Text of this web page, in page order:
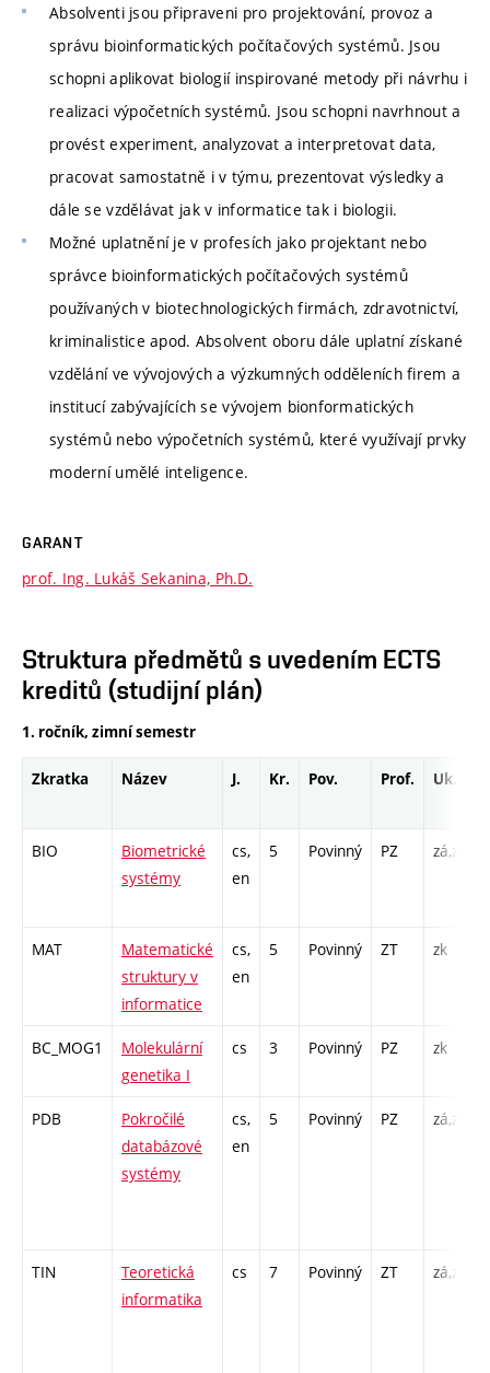
Absolventi jsou připraveni pro projektování, provoz a
správu bioinformatických počítačových systémů. Jsou
schopni aplikovat biologií inspirované metody při návrhu i
realizaci výpočetních systémů. Jsou schopni navrhnout a
provést experiment, analyzovat a interpretovat data,
pracovat samostatně i v týmu, prezentovat výsledky a
dále se vzdělávat jak v informatice tak i biologii.
Možné uplatnění je v profesích jako projektant nebo
správce bioinformatických počítačových systémů
používaných v biotechnologických firmách, zdravotnictví,
kriminalistice apod. Absolvent oboru dále uplatní získané
vzdělání ve vývojových a výzkumných odděleních firem a
institucí zabývajících se vývojem bionformatických
systémů nebo výpočetních systémů, které využívají prvky
moderní umělé inteligence.
GARANT
prof. Ing. Lukáš Sekanina, Ph.D.
Struktura předmětů s uvedením ECTS
kreditů (studijní plán)
1. ročník, zimní semestr
Zkratka Název J. Kr. Pov. Prof. Uk.
BIO
Biometrické
systémy
cs,
en
5 Povinný PZ zá,zk
MAT
Matematické
struktury v
informatice
cs,
en
5 Povinný ZT zk
BC_MOG1
Molekulární
genetika I
cs 3 Povinný PZ zk
PDB
Pokročilé
databázové
systémy
cs,
en
5 Povinný PZ zá,zk
TIN
Teoretická
informatika
cs 7 Povinný ZT zá,zk